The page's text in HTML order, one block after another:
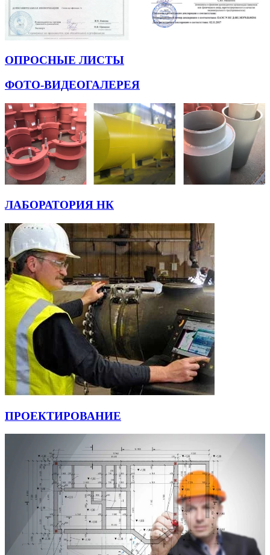
ОПРОСНЫЕ ЛИСТЫ
ФОТО-ВИДЕОГАЛЕРЕЯ
ЛАБОРАТОРИЯ НК
ПРОЕКТИРОВАНИЕ